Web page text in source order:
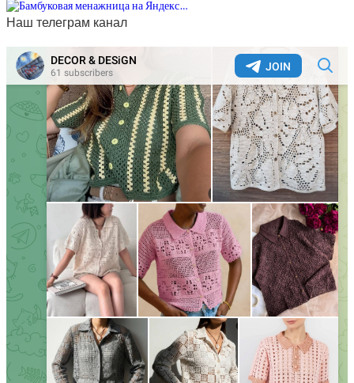
Наш телеграм канал